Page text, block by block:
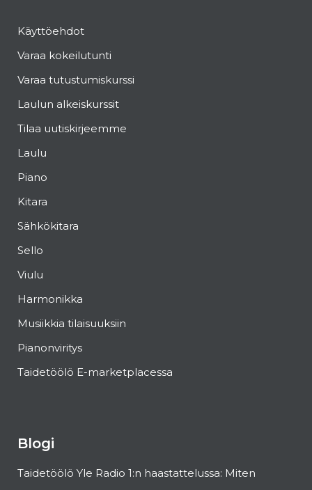
Käyttöehdot
Varaa kokeilutunti
Varaa tutustumiskurssi
Laulun alkeiskurssit
Tilaa uutiskirjeemme
Laulu
Piano
Kitara
Sähkökitara
Sello
Viulu
Harmonikka
Musiikkia tilaisuuksiin
Pianonviritys
Taidetöölö E-marketplacessa
Blogi
Taidetöölö Yle Radio 1:n haastattelussa: Miten